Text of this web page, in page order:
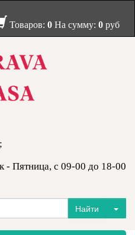
Товаров: 0 На сумму: 0 руб
- Пятница, с 09-00 до 18-00